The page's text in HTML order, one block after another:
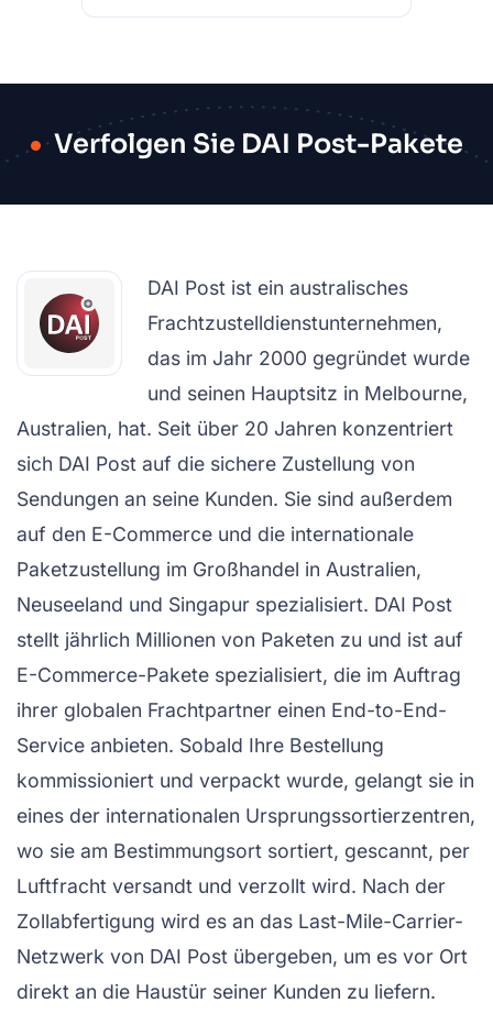
Verfolgen Sie DAI Post-Pakete
DAI Post ist ein australisches
Frachtzustelldienstunternehmen,
das im Jahr 2000 gegründet wurde
und seinen Hauptsitz in Melbourne,
Australien, hat. Seit über 20 Jahren konzentriert
sich DAI Post auf die sichere Zustellung von
Sendungen an seine Kunden. Sie sind außerdem
auf den E-Commerce und die internationale
Paketzustellung im Großhandel in Australien,
Neuseeland und Singapur spezialisiert. DAI Post
stellt jährlich Millionen von Paketen zu und ist auf
E-Commerce-Pakete spezialisiert, die im Auftrag
ihrer globalen Frachtpartner einen End-to-End-
Service anbieten. Sobald Ihre Bestellung
kommissioniert und verpackt wurde, gelangt sie in
eines der internationalen Ursprungssortierzentren,
wo sie am Bestimmungsort sortiert, gescannt, per
Luftfracht versandt und verzollt wird. Nach der
Zollabfertigung wird es an das Last-Mile-Carrier-
Netzwerk von DAI Post übergeben, um es vor Ort
direkt an die Haustür seiner Kunden zu liefern.